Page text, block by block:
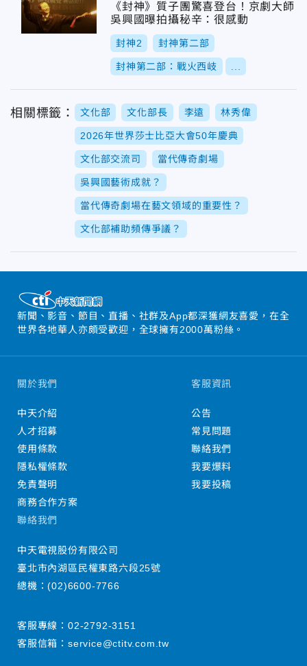
《封神》質子團驚喜登台！京劇大師
吳興國曝拍攝秘辛：很感動
封神2 封神第二部
封神第二部：戰火西岐
相關標籤： 文化部 文化部長 李遠 林秀偉
2026年世界莎士比亞大會50年慶典
文化部交流司 當代傳奇劇場
吳興國藝術成就？
當代傳奇劇場在藝文領域的重要性？
文化部補助頻傳爭議？
新聞、影音、節目、直播、社群及App都深獲網友喜愛，在全
世界各地華人亦頗受歡迎，全球擁有2000萬粉絲。
關於我們
中天介紹
人才招募
使用條款
隱私權條款
免責聲明
商務合作方案
客服資訊
公告
常見問題
聯絡我們
我要爆料
我要投稿
聯絡我們
中天電視股份有限公司
臺北市內湖區民權東路六段25號
總機：(02)6600-7766
客服專線： 02-2792-3151
客服信箱： service@ctitv.com.tw